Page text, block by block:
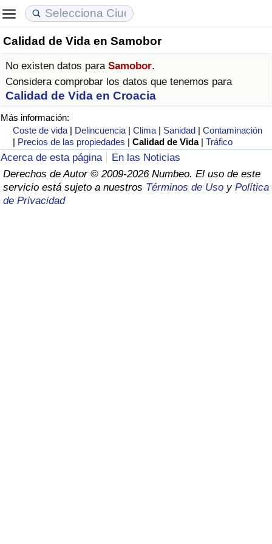
Calidad de Vida en Samobor
No existen datos para Samobor.
Considera comprobar los datos que tenemos para
Calidad de Vida en Croacia
Más información:
Coste de vida | Delincuencia |Clima | Sanidad |Contaminación
| Precios de las propiedades |Calidad de Vida |Tráfico
Acerca de esta página
En las Noticias
Derechos de Autor © 2009-2026 Numbeo. El uso de este
servicio está sujeto a nuestros Términos de Uso y Política
de Privacidad
Coste de vida
Índice de Costo de Vida (Actual)
Índice de Costo de Vida
Índice de costo de vida por país
en aqaba
Precios de las propiedades
Índice de Precios de Inmuebles (Actual)
Índice de Precios de Inmuebles
Índice de Precios de Inmuebles por País
Calidad de Vida
Índice de Calidad de Vida
Índice de Calidad de Vida (Actual)
Índice de calidad de vida por país
Delincuencia
Calificación del Índice de Criminalidad